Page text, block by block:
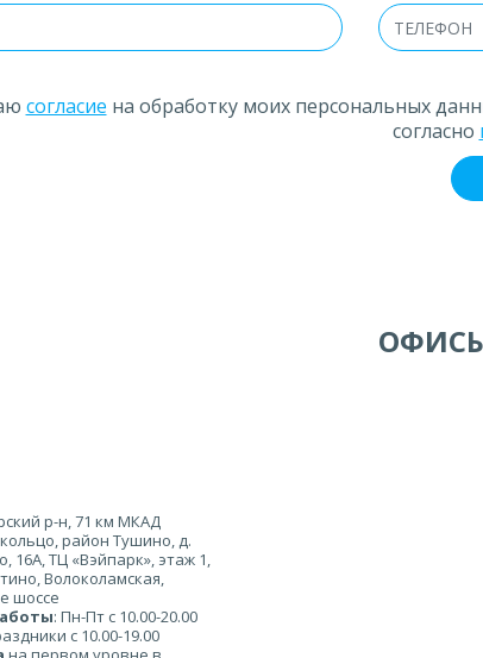
согласие на обработку моих персональных
согласно
р-н, 71 км МКАД
район Тушино, д.
16А, ТЦ «Вэйпарк», этаж 1,
Волоколамская,
шоссе
: Пн-Пт с 10.00-20.00
с 10.00-19.00